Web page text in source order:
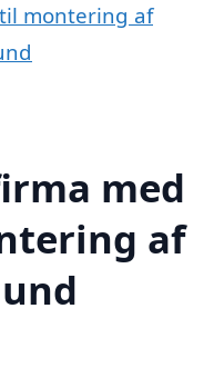
montering af
med
af